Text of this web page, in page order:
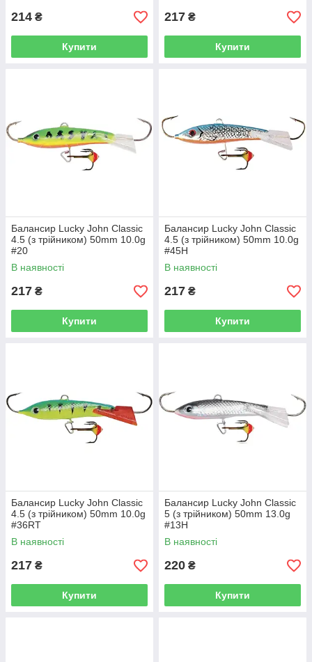
214 ₴
Купити
217 ₴
Купити
Балансир Lucky John Classic
4.5 (з трійником) 50mm 10.0g
#20
В наявності
217 ₴
Купити
Балансир Lucky John Classic
4.5 (з трійником) 50mm 10.0g
#45H
В наявності
217 ₴
Купити
Балансир Lucky John Classic
4.5 (з трійником) 50mm 10.0g
#36RT
В наявності
217 ₴
Купити
Балансир Lucky John Classic
5 (з трійником) 50mm 13.0g
#13H
В наявності
220 ₴
Купити